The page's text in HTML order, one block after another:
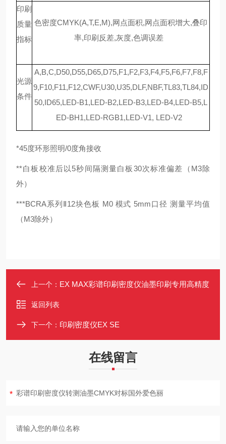
印刷
质量
指标
色密度CMYK(A,T,E,M),网点面积,网点面积增大,叠印
率,印刷反差,灰度,色调误差
光源
条件
A,B,C,D50,D55,D65,D75,F1,F2,F3,F4,F5,F6,F7,F8,F
9,F10,F11,F12,CWF,U30,U35,DLF,NBF,TL83,TL84,ID
50,ID65,LED-B1,LED-B2,LED-B3,LED-B4,LED-B5,L
ED-BH1,LED-RGB1,LED-V1, LED-V2
*45度环形照明/0度角接收
**白板校准后以5秒间隔测量白板30次标准偏差（M3除
外）
***BCRA系列Ⅱ12块色板 M0 模式 5mm口径 测量平均值
（M3除外）
上一个： EX MAX彩谱印刷密度仪油墨印刷专用高精度
返回列表
下一个： 印刷密度仪EX SE
在线留言